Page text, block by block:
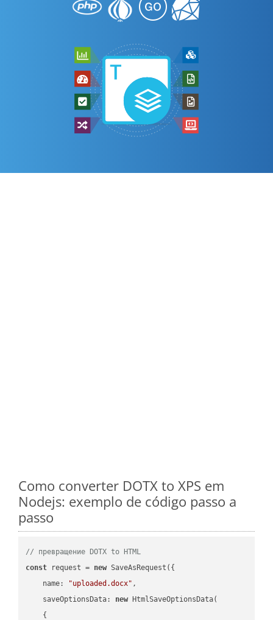
Como converter DOTX to XPS em
Nodejs: exemplo de código passo a
passo
// превращение DOTX to HTML
const request = new SaveAsRequest({
name: "uploaded.docx" ,
saveOptionsData: new HtmlSaveOptionsData(
    {